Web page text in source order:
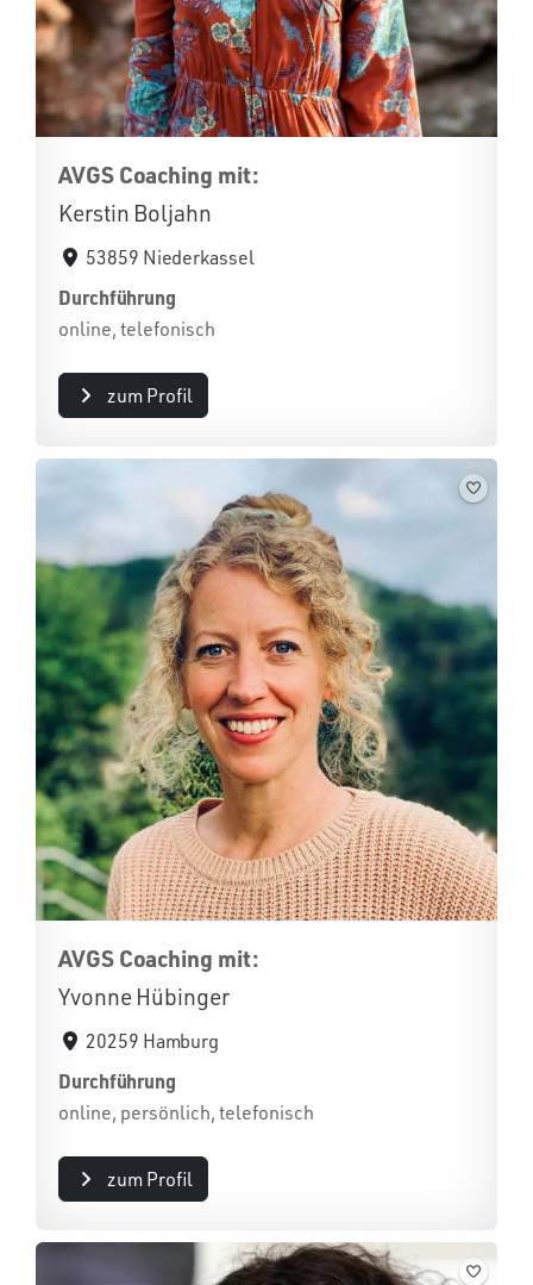
AVGS Coaching mit:
Kerstin Boljahn
53859 Niederkassel
Durchführung
online, telefonisch
zum Profil
AVGS Coaching mit:
Yvonne Hübinger
20259 Hamburg
Durchführung
online, persönlich, telefonisch
zum Profil